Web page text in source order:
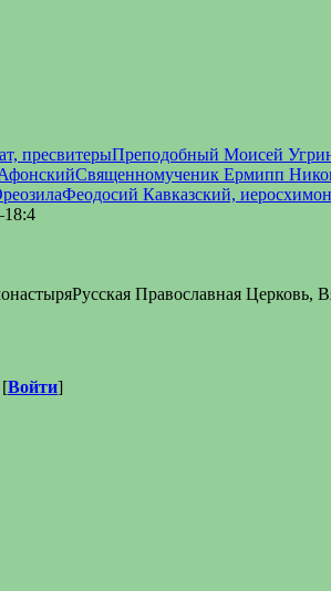
пресвитерыПреподобный Моисей
Священномученик Ермипп
Феодосий Кавказский,
Русская Православная Церковь,
[Войти]